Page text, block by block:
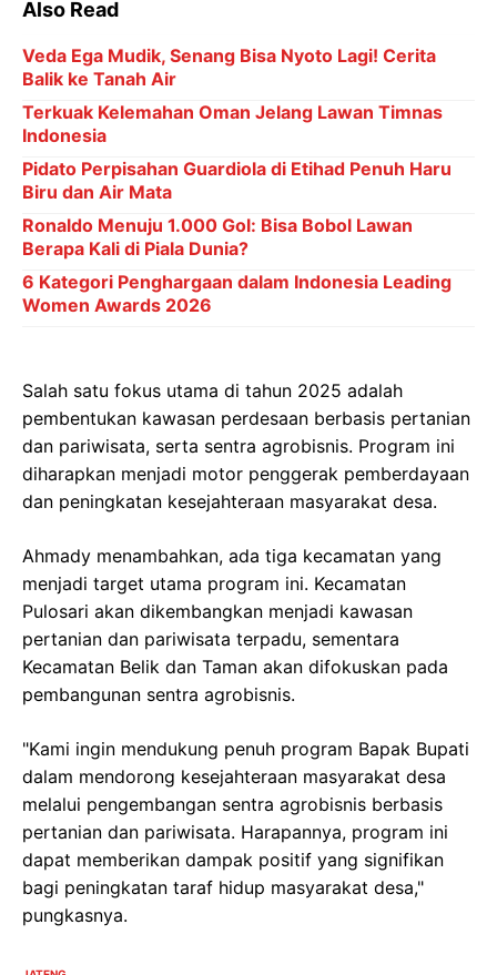
Also Read
Veda Ega Mudik, Senang Bisa Nyoto Lagi! Cerita
Balik ke Tanah Air
Terkuak Kelemahan Oman Jelang Lawan Timnas
Indonesia
Pidato Perpisahan Guardiola di Etihad Penuh Haru
Biru dan Air Mata
Ronaldo Menuju 1.000 Gol: Bisa Bobol Lawan
Berapa Kali di Piala Dunia?
6 Kategori Penghargaan dalam Indonesia Leading
Women Awards 2026
Salah satu fokus utama di tahun 2025 adalah
pembentukan kawasan perdesaan berbasis pertanian
dan pariwisata, serta sentra agrobisnis. Program ini
diharapkan menjadi motor penggerak pemberdayaan
dan peningkatan kesejahteraan masyarakat desa.
Ahmady menambahkan, ada tiga kecamatan yang
menjadi target utama program ini. Kecamatan
Pulosari akan dikembangkan menjadi kawasan
pertanian dan pariwisata terpadu, sementara
Kecamatan Belik dan Taman akan difokuskan pada
pembangunan sentra agrobisnis.
"Kami ingin mendukung penuh program Bapak Bupati
dalam mendorong kesejahteraan masyarakat desa
melalui pengembangan sentra agrobisnis berbasis
pertanian dan pariwisata. Harapannya, program ini
dapat memberikan dampak positif yang signifikan
bagi peningkatan taraf hidup masyarakat desa,"
pungkasnya.